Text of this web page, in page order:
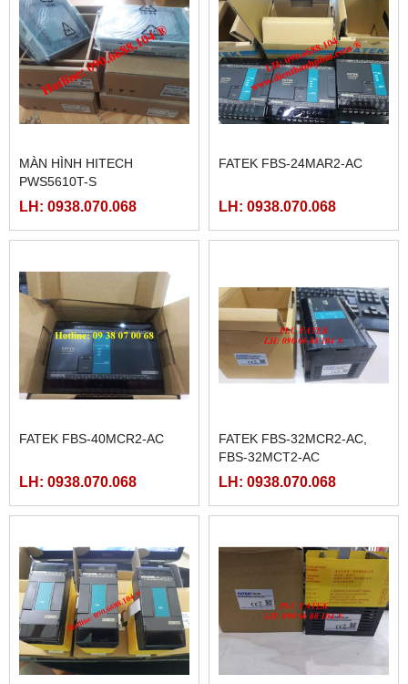
MÀN HÌNH HITECH
PWS5610T-S
LH: 0938.070.068
FATEK FBS-24MAR2-AC
LH: 0938.070.068
FATEK FBS-40MCR2-AC
LH: 0938.070.068
FATEK FBS-32MCR2-AC,
FBS-32MCT2-AC
LH: 0938.070.068